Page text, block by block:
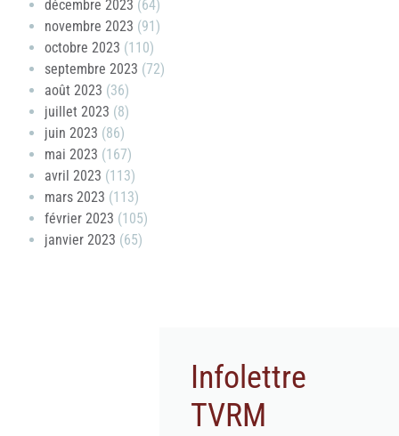
décembre 2023 (64)
novembre 2023 (91)
octobre 2023 (110)
septembre 2023 (72)
août 2023 (36)
juillet 2023 (8)
juin 2023 (86)
mai 2023 (167)
avril 2023 (113)
mars 2023 (113)
février 2023 (105)
janvier 2023 (65)
Infolettre
TVRM